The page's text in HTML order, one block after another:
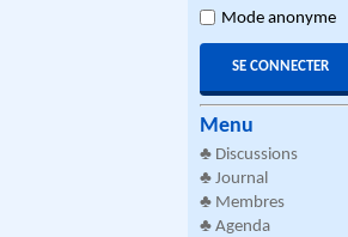
Mode anonyme
Menu
♣ Discussions
♣ Journal
♣ Membres
♣ Agenda